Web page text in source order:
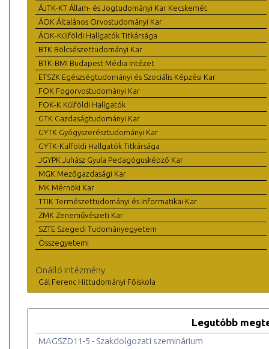
ÁJTK-KT Állam- és Jogtudományi Kar Kecskemét
ÁOK Általános Orvostudományi Kar
ÁOK-Külföldi Hallgatók Titkársága
BTK Bölcsészettudományi Kar
BTK-BMI Budapest Média Intézet
ETSZK Egészségtudományi és Szociális Képzési Kar
FOK Fogorvostudományi Kar
FOK-K Külföldi Hallgatók
GTK Gazdaságtudományi Kar
GYTK Gyógyszerésztudományi Kar
GYTK-Külföldi Hallgatók Titkársága
JGYPK Juhász Gyula Pedagógusképző Kar
MGK Mezőgazdasági Kar
MK Mérnöki Kar
TTIK Természettudományi és Informatikai Kar
ZMK Zeneművészeti Kar
SZTE Szegedi Tudományegyetem
Összegyetemi
Önálló intézmény
Gál Ferenc Hittudományi Főiskola
Legutóbb
MAGSZD11-5 - Szakdolgozati szeminárium